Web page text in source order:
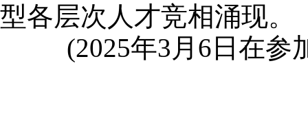
型各层次人才竞相涌现。
(2025年3月6日在参